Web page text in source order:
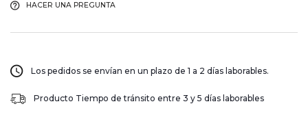
HACER UNA PREGUNTA
Los pedidos se envían en un plazo de 1 a 2 días laborables.
Producto Tiempo de tránsito entre 3 y 5 días laborables